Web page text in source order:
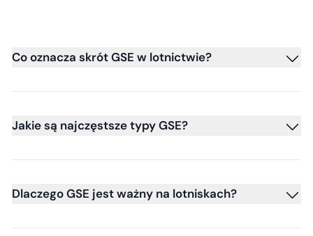
Co oznacza skrót GSE w lotnictwie?
Jakie są najczęstsze typy GSE?
Dlaczego GSE jest ważny na lotniskach?